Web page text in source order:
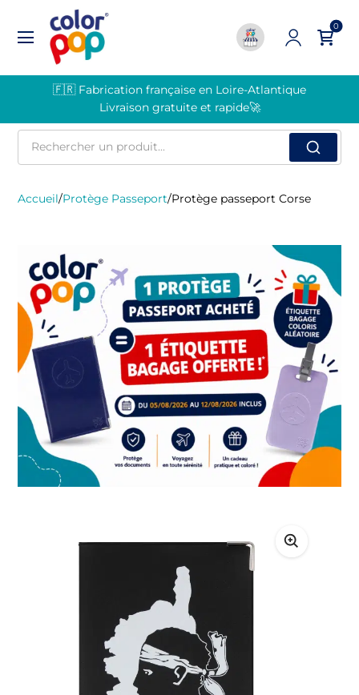
0
🇫🇷 Fabrication française en Loire-Atlantique
Livraison gratuite et rapide🚀
Rechercher
produit
Accueil/Protège Passeport/Protège passeport Corse